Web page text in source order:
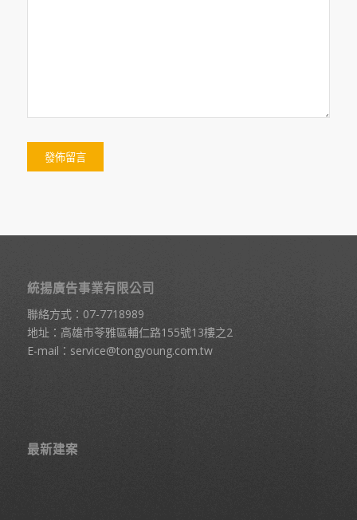
統揚廣告事業有限公司
聯絡方式： 07-7718989
地址：高雄市苓雅區輔仁路155號13樓之2
E-mail： service@tongyoung.com.tw
最新建案